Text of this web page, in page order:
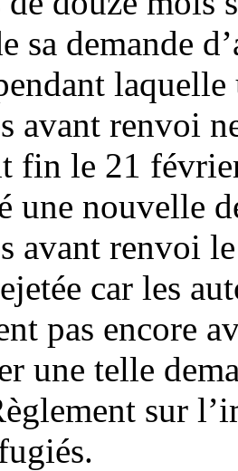
sa demande
laquelle
avant renvoi
fin le 21
une nouvelle
avant renvoi
car les
pas encore
une telle
sur